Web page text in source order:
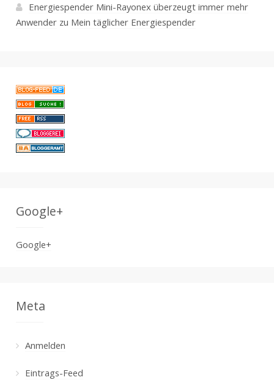
Energiespender Mini-Rayonex überzeugt immer mehr
Anwenderzu Mein täglicher Energiespender
Google+
Google+
Meta
Anmelden
Eintrags-Feed